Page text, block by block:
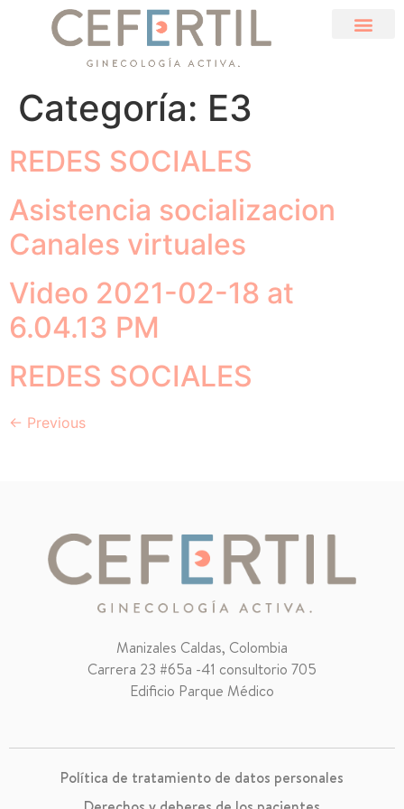
Categoría: E3
REDES SOCIALES
Asistencia socializacion
Canales virtuales
Video 2021-02-18 at
6.04.13 PM
REDES SOCIALES
← Previous
Manizales Caldas, Colombia
Carrera 23 #65a -41 consultorio 705
Edificio Parque Médico
Política de tratamiento de datos personales